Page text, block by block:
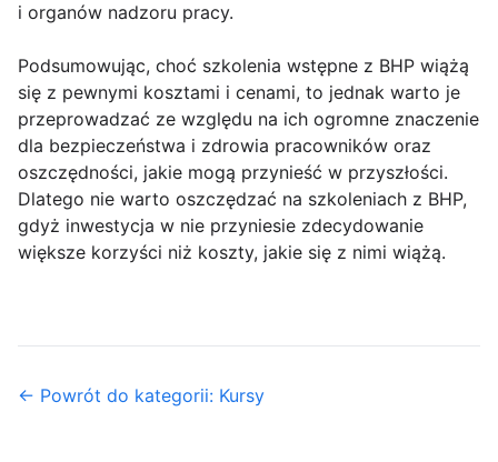
i organów nadzoru pracy.
Podsumowując, choć szkolenia wstępne z BHP wiążą
się z pewnymi kosztami i cenami, to jednak warto je
przeprowadzać ze względu na ich ogromne znaczenie
dla bezpieczeństwa i zdrowia pracowników oraz
oszczędności, jakie mogą przynieść w przyszłości.
Dlatego nie warto oszczędzać na szkoleniach z BHP,
gdyż inwestycja w nie przyniesie zdecydowanie
większe korzyści niż koszty, jakie się z nimi wiążą.
← Powrót do kategorii: Kursy